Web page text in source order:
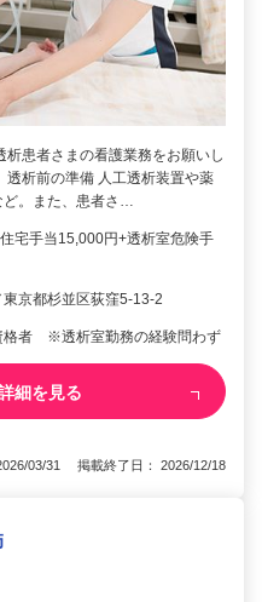
患者さまの看護業務をお願いし
透析前の準備 人工透析装置や薬
。また、患者さ…
宅手当15,000円+透析室危険手
京都杉並区荻窪5-13-2
格者 ※透析室勤務の経験問わず
細を見る
03/31 掲載終了日： 2026/12/18